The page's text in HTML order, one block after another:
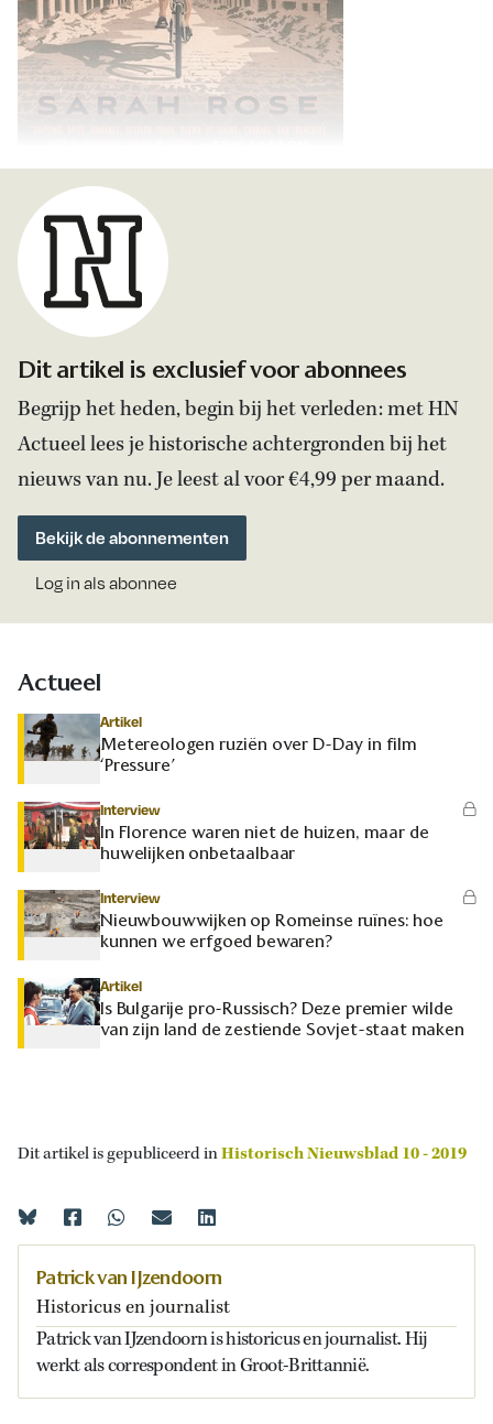
Dit artikel is exclusief voor abonnees
Begrijp het heden, begin bij het verleden: met HN
Actueel lees je historische achtergronden bij het
nieuws van nu. Je leest al voor €4,99 per maand.
Bekijk de abonnementen
Log in als abonnee
Actueel
Artikel
Metereologen ruziën over D-Day in film
‘Pressure’
Interview
In Florence waren niet de huizen, maar de
huwelijken onbetaalbaar
Interview
Nieuwbouwwijken op Romeinse ruïnes: hoe
kunnen we erfgoed bewaren?
Artikel
Is Bulgarije pro-Russisch? Deze premier wilde
van zijn land de zestiende Sovjet-staat maken
Dit artikel is gepubliceerd inHistorisch Nieuwsblad 10 - 2019
Patrick van IJzendoorn
Historicus en journalist
Patrick van IJzendoorn is historicus en journalist. Hij
werkt als correspondent in Groot-Brittannië.